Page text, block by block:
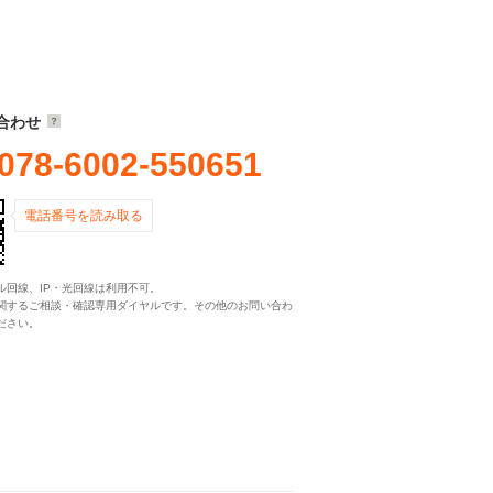
わせ
6002-550651
電話番号を読み取る
線、IP・光回線は利用不可。
するご相談・確認専用ダイヤルです。その他のお問い合わ
さい。